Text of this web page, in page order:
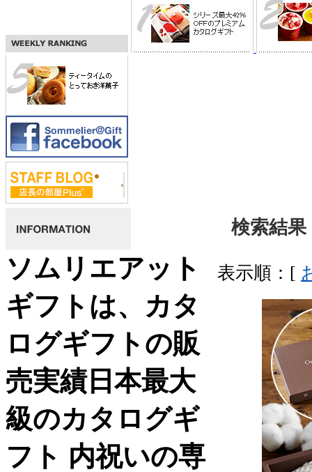
検索結果
表示順：[
ソムリエアット
ギフトは、カタ
ログギフトの販
売実績日本最大
級のカタログギ
フト 内祝いの専